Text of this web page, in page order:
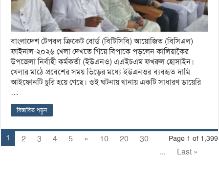
বাংলাদেশ টেপবল ক্রিকেট বোর্ড (বিটিসিবি) আয়োজিত (বিসিএল)
ফাইনাল-২০২৬ খেলা দেখতে গিয়ে বিপাকে পড়লেন কালিয়াকৈর
উপজেলা নির্বাহী কর্মকর্তা (ইউএনও) এএইচএম ফখরুল হোসাইন।
খেলার মাঠে প্রবেশের সময় ভিড়ের মধ্যে ইউএনওর ব্যবহৃত দামি
আইফোনটি চুরি হয়ে গেছে। ওই ঘটনায় থানায় একটি সাধারণ ডায়েরি
…
বিস্তারিত পড়ুন
Page 1 of 1,399
1 2 3 4 5 » 10 20
30
...
Last »